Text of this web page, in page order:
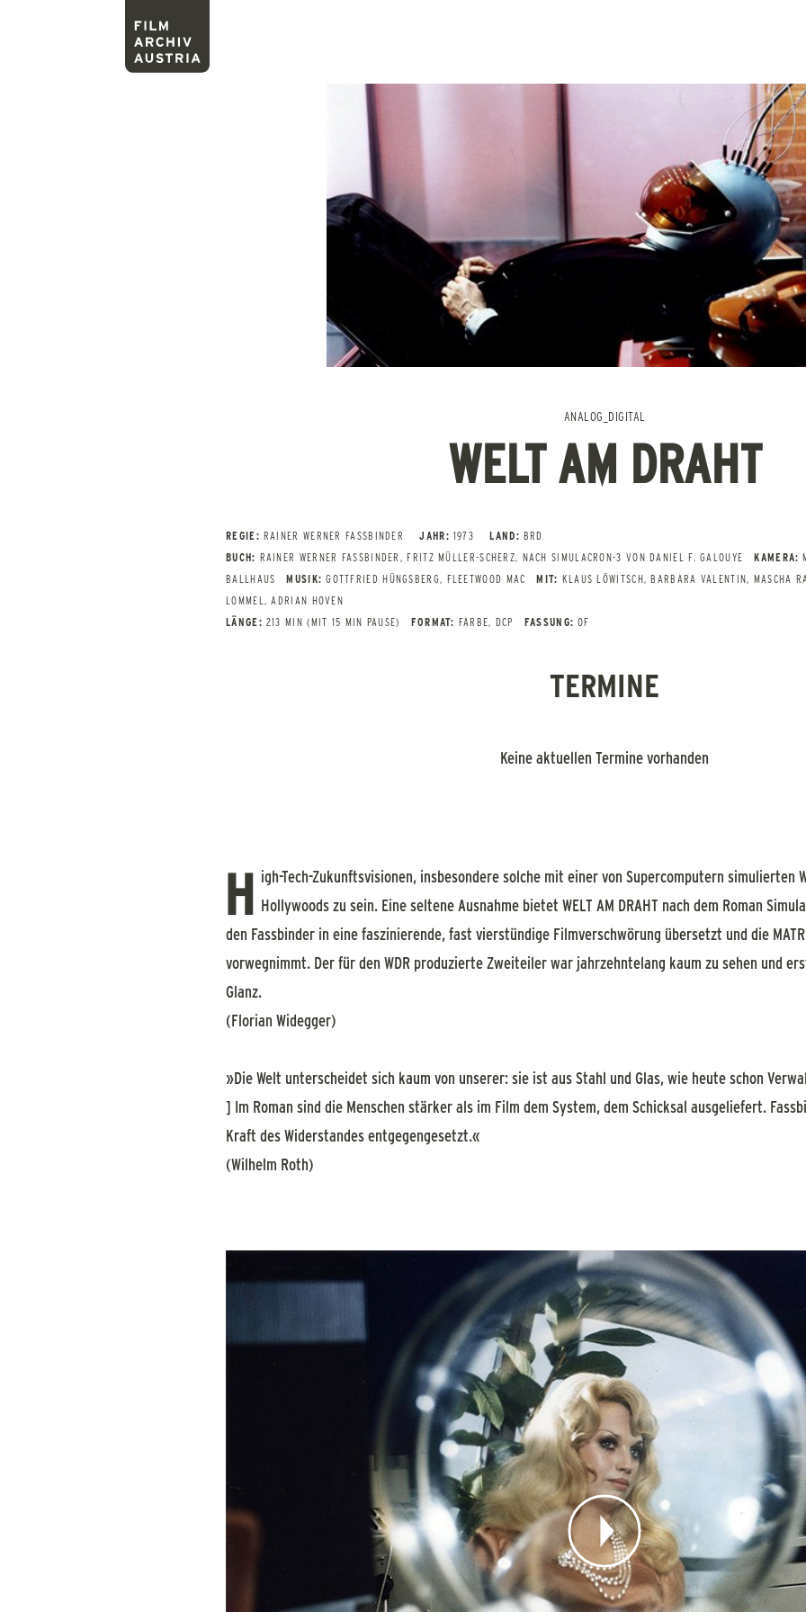
ANALOG_DIGITAL
WELT AM DRAHT
REGIE: RAINER WERNER FASSBINDER JAHR: 1973 LAND: BRD
BUCH: RAINER WERNER FASSBINDER, FRITZ MÜLLER-SCHERZ, NACH SIMULACRON-3 VON DANIEL F. GALOUYE KAMERA:
BALLHAUS
MUSIK: GOTTFRIED HÜNGSBERG, FLEETWOOD MAC MIT: KLAUS LÖWITSCH, BARBARA VALENTIN, MASCHA
LOMMEL, ADRIAN HOVEN
LÄNGE: 213 MIN (MIT 15 MIN PAUSE) FORMAT: FARBE, DCP FASSUNG: OF
TERMINE
Keine aktuellen Termine vorhanden
H igh-Tech-Zukunftsvisionen, insbesondere solche mit einer von Supercomputern simulierten
Hollywoods zu sein. Eine seltene Ausnahme bietet WELT AM DRAHT nach dem Roman
den Fassbinder in eine faszinierende, fast vierstündige Filmverschwörung übersetzt und die
vorwegnimmt. Der für den WDR produzierte Zweiteiler war jahrzehntelang kaum zu sehen und
Glanz.
(Florian Widegger)
»Die Welt unterscheidet sich kaum von unserer: sie ist aus Stahl und Glas, wie heute schon
] Im Roman sind die Menschen stärker als im Film dem System, dem Schicksal ausgeliefert.
Kraft des Widerstandes entgegengesetzt.«
(Wilhelm Roth)